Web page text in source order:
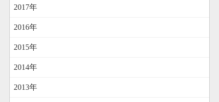
2017年
2016年
2015年
2014年
2013年